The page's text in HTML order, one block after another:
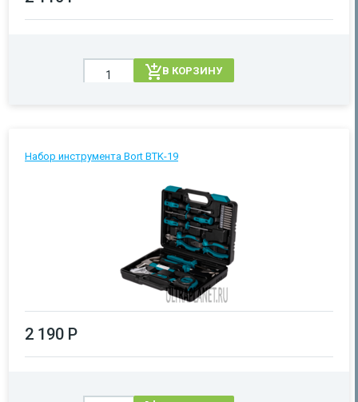
В КОРЗИНУ
Набор инструмента Bort BTK-19
2 190 Р